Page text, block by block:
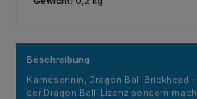
Beschreibung
Kamesennin, Dragon Ball Brickhead
der Dragon Ball-Lizenz sondern